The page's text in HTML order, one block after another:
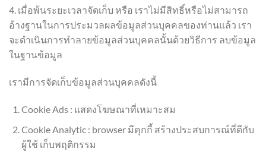
4. เมื่อพ้นระยะเวลาจัดเก็บ หรือ เราไม่มีสิทธิ์หรือไม่สามารถ
อ้างฐานในการประมวลผลข้อมูลส่วนบุคคลของท่านแล้ว เรา
จะดำเนินการทำลายข้อมูลส่วนบุคคลนั้นด้วยวิธีการ ลบข้อมูล
ในฐานข้อมูล
เรามีการจัดเก็บข้อมูลส่วนบุคคลดังนี้
Cookie Ads : แสดงโฆษณาที่เหมาะสม
Cookie Analytic : browser มีคุกกี้ สร้างประสบการณ์ที่ดีกับ
ผู้ใช้ เก็บพฤติกรรม